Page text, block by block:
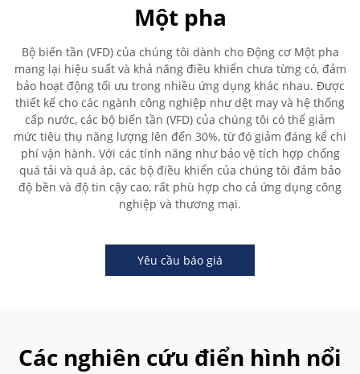
Một pha
Bộ biến tần (VFD) của chúng tôi dành cho Động cơ Một pha
mang lại hiệu suất và khả năng điều khiển chưa từng có, đảm
bảo hoạt động tối ưu trong nhiều ứng dụng khác nhau. Được
thiết kế cho các ngành công nghiệp như dệt may và hệ thống
cấp nước, các bộ biến tần (VFD) của chúng tôi có thể giảm
mức tiêu thụ năng lượng lên đến 30%, từ đó giảm đáng kể chi
phí vận hành. Với các tính năng như bảo vệ tích hợp chống
quá tải và quá áp, các bộ điều khiển của chúng tôi đảm bảo
độ bền và độ tin cậy cao, rất phù hợp cho cả ứng dụng công
nghiệp và thương mại.
Yêu cầu báo giá
Các nghiên cứu điển hình nổi